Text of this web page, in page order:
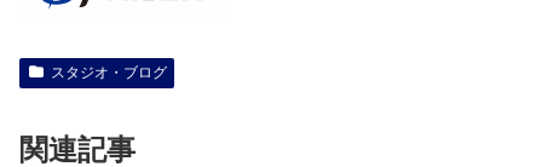
スタジオ・ブログ
関連記事